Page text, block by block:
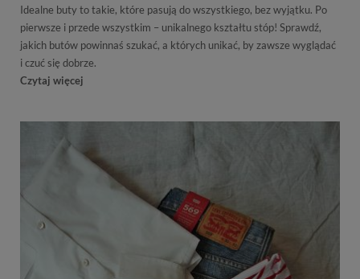
Idealne buty to takie, które pasują do wszystkiego, bez wyjątku. Po
pierwsze i przede wszystkim – unikalnego kształtu stóp! Sprawdź,
jakich butów powinnaś szukać, a których unikać, by zawsze wyglądać
i czuć się dobrze.
Czytaj więcej